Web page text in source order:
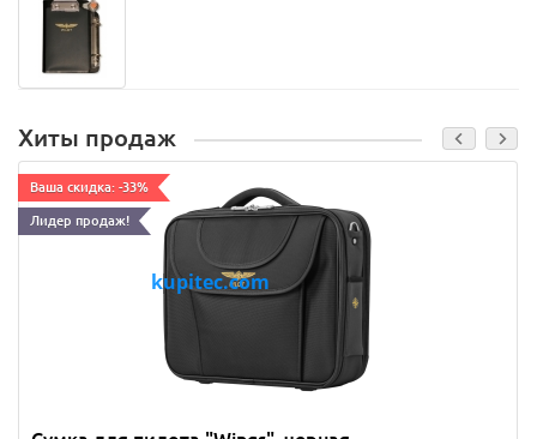
Хиты продаж
Ваша скидка: -33%
Лидер продаж!